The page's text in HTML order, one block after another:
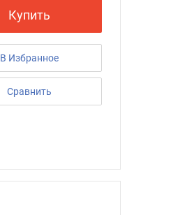
Купить
В Избранное
Сравнить